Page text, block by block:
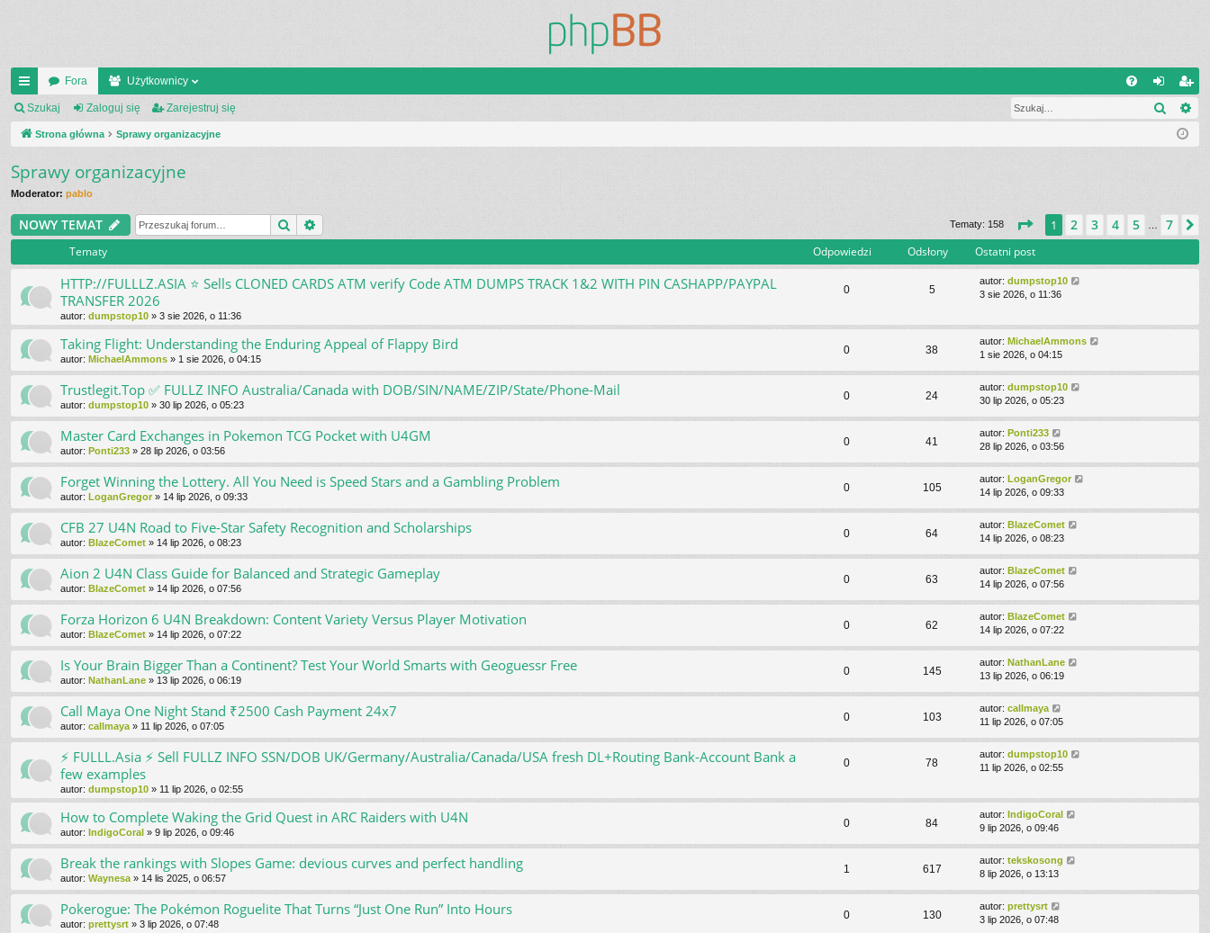
ię
ce
…
Fora Użytkownicy
al
ę
ar
ej
j
si
ę
Szukaj Zaloguj się Zarejestruj się Szukaj
Strona główna Sprawy organizacyjne
Sprawy organizacyjne
Moderator: pablo
NOWY TEMAT Szukaj Tematy: 158 Strona z
1 2 3 4 5 … 7
Tematy Odpowiedzi Odsłony Ostatni post
HTTP://FULLLZ.ASIA ⭐️ Sells CLONED CARDS ATM verify Code ATM DUMPS TRACK 1&2 WITH PIN CASHAPP/PAYPAL
TRANSFER 2026
autor: dumpstop10 » 3 sie 2026, o 11:36
0 5
autor: dumpstop10
3 sie 2026, o 11:36
Taking Flight: Understanding the Enduring Appeal of Flappy Bird
autor: MichaelAmmons » 1 sie 2026, o 04:15
0 38
autor: MichaelAmmons
1 sie 2026, o 04:15
Trustlegit.Top ✅ FULLZ INFO Australia/Canada with DOB/SIN/NAME/ZIP/State/Phone-Mail
autor: dumpstop10 » 30 lip 2026, o 05:23
0 24
autor: dumpstop10
30 lip 2026, o 05:23
Master Card Exchanges in Pokemon TCG Pocket with U4GM
autor: Ponti233 » 28 lip 2026, o 03:56
0 41
autor: Ponti233
28 lip 2026, o 03:56
Forget Winning the Lottery. All You Need is Speed Stars and a Gambling Problem
autor: LoganGregor » 14 lip 2026, o 09:33
0 105
autor: LoganGregor
14 lip 2026, o 09:33
CFB 27 U4N Road to Five-Star Safety Recognition and Scholarships
autor: BlazeComet » 14 lip 2026, o 08:23
0 64
autor: BlazeComet
14 lip 2026, o 08:23
Aion 2 U4N Class Guide for Balanced and Strategic Gameplay
autor: BlazeComet » 14 lip 2026, o 07:56
0 63
autor: BlazeComet
14 lip 2026, o 07:56
Forza Horizon 6 U4N Breakdown: Content Variety Versus Player Motivation
autor: BlazeComet » 14 lip 2026, o 07:22
0 62
autor: BlazeComet
14 lip 2026, o 07:22
Is Your Brain Bigger Than a Continent? Test Your World Smarts with Geoguessr Free
autor: NathanLane » 13 lip 2026, o 06:19
0 145
autor: NathanLane
13 lip 2026, o 06:19
Call Maya One Night Stand ₹2500 Cash Payment 24x7
autor: callmaya» 11 lip 2026, o 07:05
0 103
autor: callmaya
11 lip 2026, o 07:05
⚡ FULLL.Asia ⚡ Sell FULLZ INFO SSN/DOB UK/Germany/Australia/Canada/USA fresh DL+Routing Bank-Account Bank a
few examples
autor: dumpstop10 » 11 lip 2026, o 02:55
0 78
autor: dumpstop10
11 lip 2026, o 02:55
How to Complete Waking the Grid Quest in ARC Raiders with U4N
autor: IndigoCoral » 9 lip 2026, o 09:46
0 84
autor: IndigoCoral
9 lip 2026, o 09:46
Break the rankings with Slopes Game: devious curves and perfect handling
autor: Waynesa» 14 lis 2025, o 06:57
1 617
autor: tekskosong
8 lip 2026, o 13:13
Pokerogue: The Pokémon Roguelite That Turns “Just One Run” Into Hours
autor: prettysrt » 3 lip 2026, o 07:48
0 130
autor: prettysrt
3 lip 2026, o 07:48